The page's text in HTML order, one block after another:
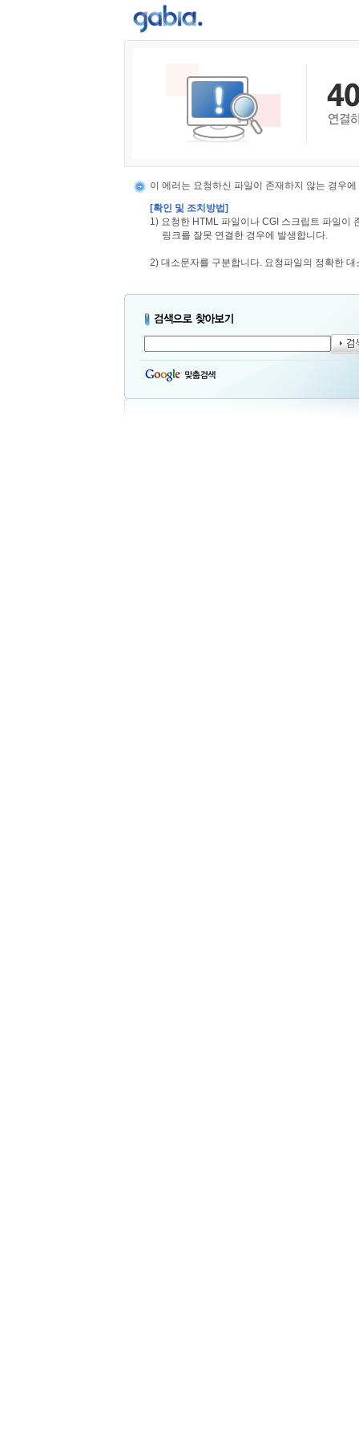
이 에러는 요청하신 파일이 존재하지 않는 경우
[확인 및 조치방법]
1) 요청한 HTML 파일이나 CGI 스크립트 파일이
링크를 잘못 연결한 경우에 발생합니다.
2) 대소문자를 구분합니다. 요청파일의 정확한